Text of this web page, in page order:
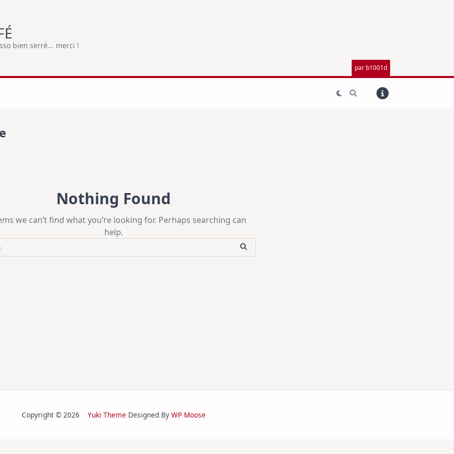
bien serré... merci !
par b1001d
Nothing Found
we can’t find what you’re looking for. Perhaps searching can
help.
Copyright © 2026 Yuki Theme Designed By WP Moose